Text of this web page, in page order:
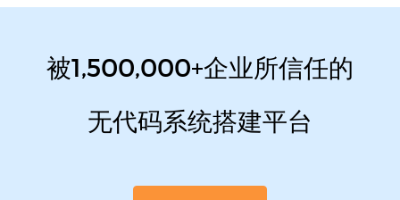
被1,500,000+企业所信任的
无代码系统搭建平台